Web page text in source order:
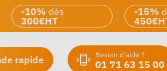
-10% dès
300€HT
-15%
rapide Besoin d'aide ?
01 71 63 15 00